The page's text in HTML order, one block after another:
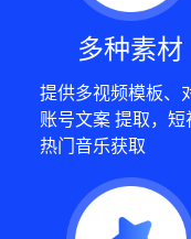
多种素材
提供多视频模板、
账号文案 提取，短
热门音乐获取